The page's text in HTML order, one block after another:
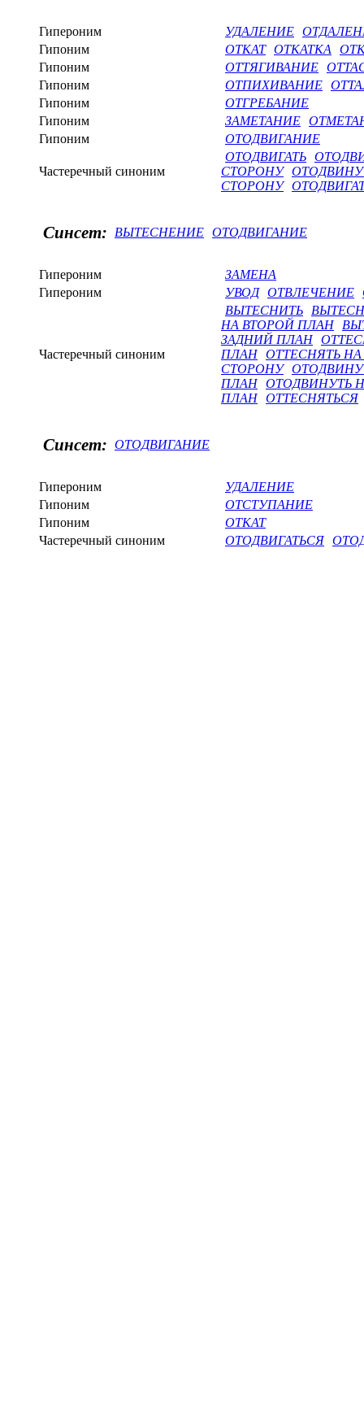
Гипероним УДАЛЕНИЕ
Гипоним
ОТКАТ ОТКАТКА
Гипоним
ОТТЯГИВАНИЕ
Гипоним
ОТПИХИВАНИЕ
Гипоним
ОТГРЕБАНИЕ
Гипоним
ЗАМЕТАНИЕ
Гипоним
ОТОДВИГАНИЕ
Частеречный синоним
ОТОДВИГАТЬ
СТОРОНУ
СТОРОНУ
Синсет: ВЫТЕСНЕНИЕ ОТОДВИГАНИЕ
Гипероним
ЗАМЕНА
Гипероним
УВОД ОТВЛЕЧЕНИЕ
Частеречный синоним
ВЫТЕСНИТЬ
НА ВТОРОЙ ПЛАН
ЗАДНИЙ ПЛАН
ПЛАН ОТТЕСНЯТЬ
СТОРОНУ
ПЛАН ОТОДВИНУТЬ
ПЛАН ОТТЕСНЯТЬСЯ
Синсет: ОТОДВИГАНИЕ
Гипероним
УДАЛЕНИЕ
Гипоним
ОТСТУПАНИЕ
Гипоним
ОТКАТ
Частеречный синоним
ОТОДВИГАТЬСЯ